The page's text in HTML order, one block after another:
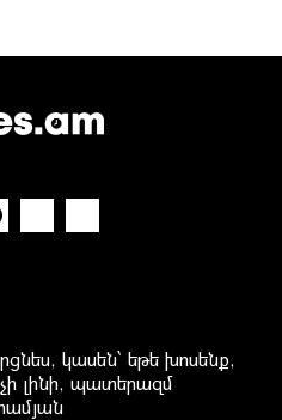
կասեն՝ եթե խոսենք,
լինի, պատերազմ